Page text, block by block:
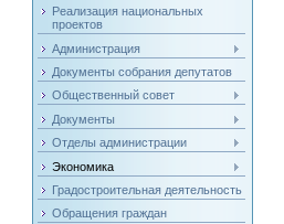
Реализация национальных
проектов
Администрация
Документы собрания депутатов
Общественный совет
Документы
Отделы администрации
Экономика
Градостроительная деятельность
Обращения граждан